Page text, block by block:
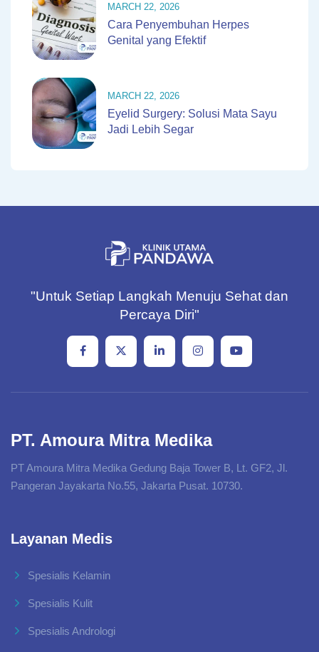
MARCH 22, 2026
Cara Penyembuhan Herpes
Genital yang Efektif
MARCH 22, 2026
Eyelid Surgery: Solusi Mata Sayu
Jadi Lebih Segar
"Untuk Setiap Langkah Menuju Sehat dan
Percaya Diri"
PT. Amoura Mitra Medika
PT Amoura Mitra Medika Gedung Baja Tower B, Lt. GF2, Jl.
Pangeran Jayakarta No.55, Jakarta Pusat. 10730.
Layanan Medis
Spesialis Kelamin
Spesialis Kulit
Spesialis Andrologi